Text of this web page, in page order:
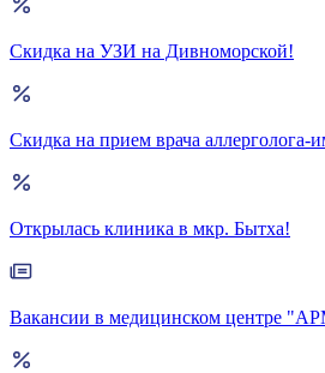
Скидка на УЗИ на Дивноморской!
Скидка на прием врача аллерголога-
Открылась клиника в мкр. Бытха!
Вакансии в медицинском центре